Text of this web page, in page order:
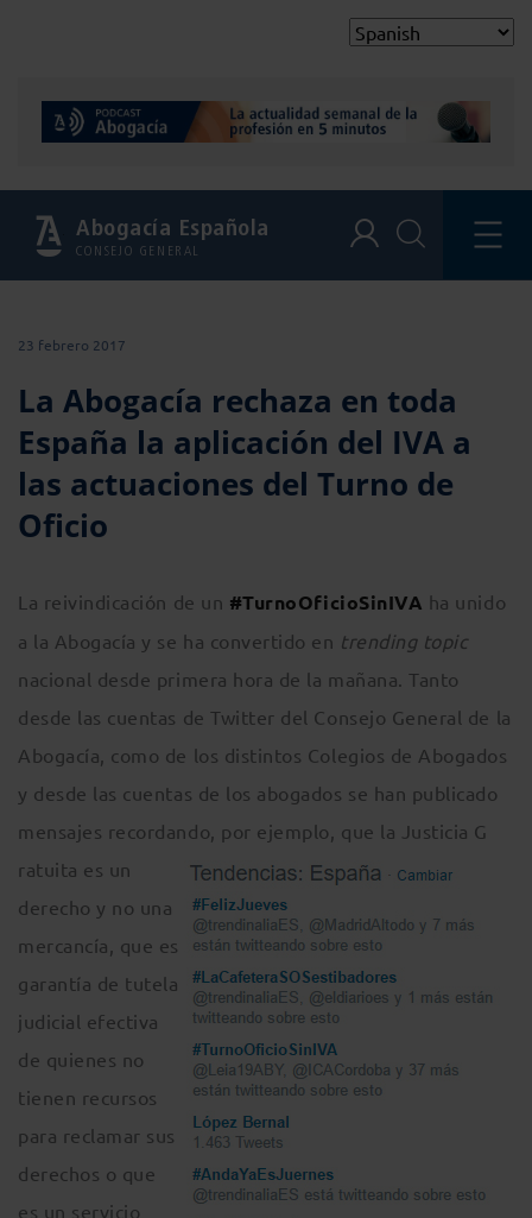
Abogacía Española
CONSEJO GENERAL
23 febrero 2017
La Abogacía rechaza en toda
España la aplicación del IVA a
las actuaciones del Turno de
Oficio
La reivindicación de un #TurnoOficioSinIVA ha unido
a la Abogacía y se ha convertido en trending topic
nacional desde primera hora de la mañana. Tanto
desde las cuentas de Twitter del Consejo General de la
Abogacía, como de los distintos Colegios de Abogados
y desde las cuentas de los abogados se han publicado
mensajes recordando, por ejemplo, que la Justicia G
ratuita es un
derecho y no una
mercancía, que es
garantía de tutela
judicial efectiva
de quienes no
tienen recursos
para reclamar sus
derechos o que
es un servicio